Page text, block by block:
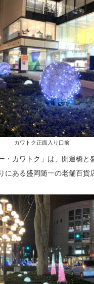
カワトク正面入り口前
・カワトク」は、開運橋と
にある盛岡随一の老舗百貨